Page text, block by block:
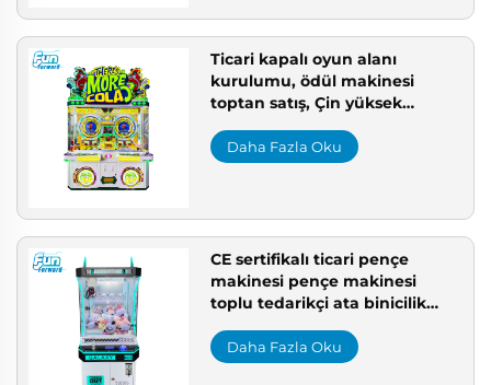
Ticari kapalı oyun alanı
kurulumu, ödül makinesi
toptan satış, Çin yüksek
makinesi
Daha Fazla Oku
CE sertifikalı ticari pençe
makinesi pençe makinesi
toplu tedarikçi ata binicilik
Avrupa için CE uyumlu ödül
makinesi
Daha Fazla Oku